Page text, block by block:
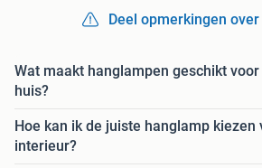
Deel opmerkingen over
Wat maakt hanglampen geschikt
huis?
Hoe kan ik de juiste hanglamp kiezen
interieur?